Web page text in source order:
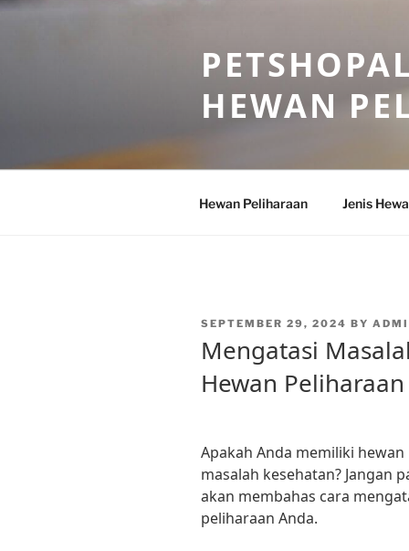
Skip
HEWAN
Hewan Peliharaan Jenis
POSTED
SEPTEMBER 29, 2024 BY
Mengatasi
Hewan
Apakah Anda memiliki
masalah kesehatan? Jangan
akan membahas cara
peliharaan Anda.